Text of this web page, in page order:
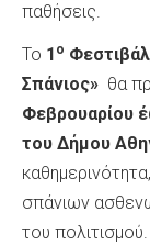
παθήσεις.
Το 1 ο
Σπάνιος» θα
Φεβρουαρίου
του Δήμου
σπάνιων
του πολιτισμού.